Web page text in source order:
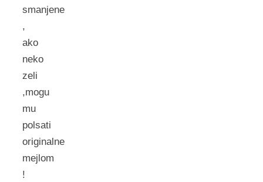
smanjene
,
ako
neko
zeli
,mogu
mu
polsati
originalne
mejlom
!